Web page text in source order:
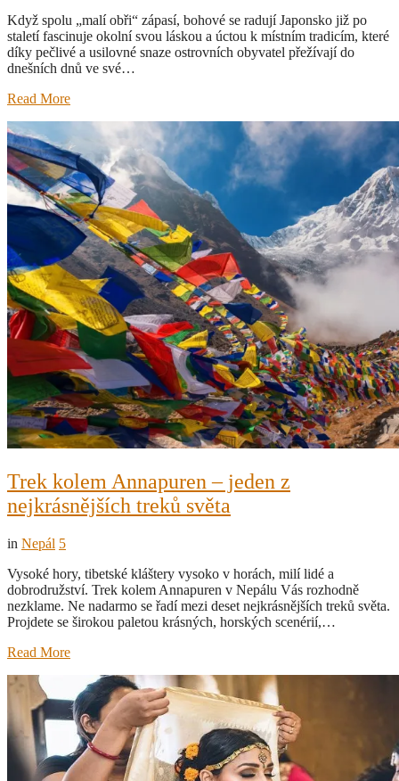
Když spolu „malí obři“ zápasí, bohové se radují Japonsko již po
staletí fascinuje okolní svou láskou a úctou k místním tradicím, které
díky pečlivé a usilovné snaze ostrovních obyvatel přežívají do
dnešních dnů ve své…
Read More
Trek kolem Annapuren – jeden z
nejkrásnějších treků světa
in Nepál 5
Vysoké hory, tibetské kláštery vysoko v horách, milí lidé a
dobrodružství. Trek kolem Annapuren v Nepálu Vás rozhodně
nezklame. Ne nadarmo se řadí mezi deset nejkrásnějších treků světa.
Projdete se širokou paletou krásných, horských scenérií,…
Read More